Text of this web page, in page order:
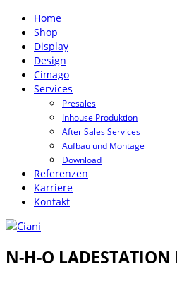
Home
Shop
Display
Design
Cimago
Services
Presales
Inhouse Produktion
After Sales Services
Aufbau und Montage
Download
Referenzen
Karriere
Kontakt
N-H-O LADESTATION